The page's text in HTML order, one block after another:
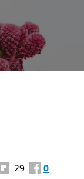
29 0